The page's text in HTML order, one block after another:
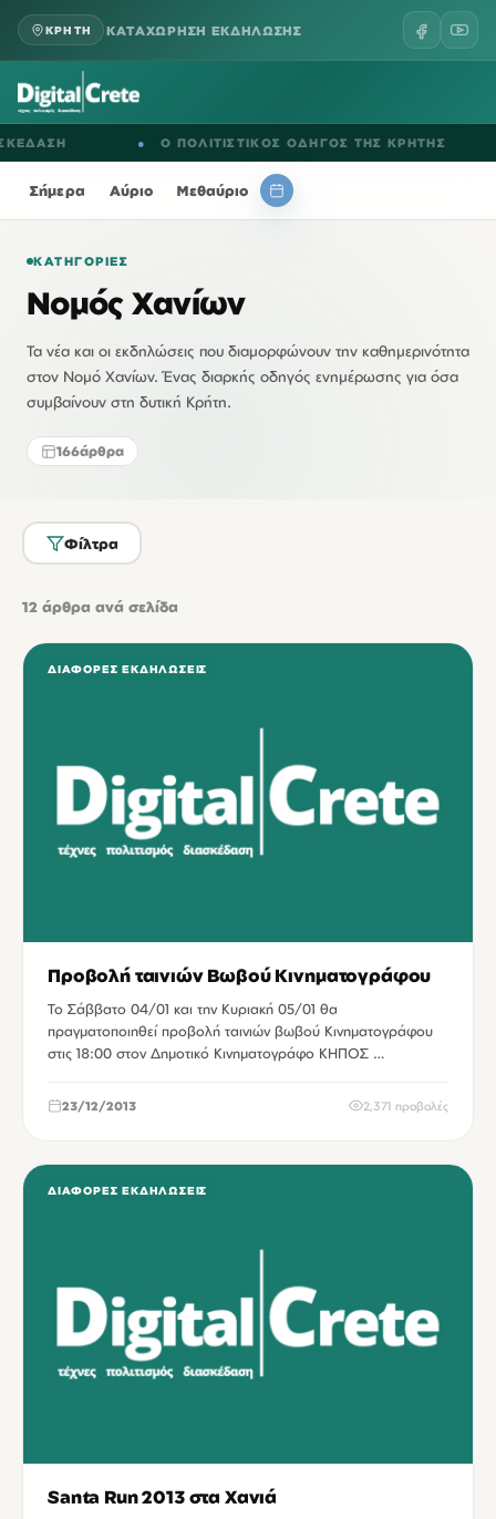
ΚΡΗΤΗ ΚΑΤΑΧΩΡΗΣΗ ΕΚΔΗΛΩΣΗΣ
Ο ΠΟΛΙΤΙΣΤΙΚΟΣ ΟΔΗΓΟΣ ΤΗΣ ΚΡΗΤΗΣ
Σήμερα Αύριο Μεθαύριο
ΚΑΤΗΓΟΡΊΕΣ
Νομός Χανίων
Τα νέα και οι εκδηλώσεις που διαμορφώνουν την καθημερινότητα
στον Νομό Χανίων. Ένας διαρκής οδηγός ενημέρωσης για όσα
συμβαίνουν στη δυτική Κρήτη.
166άρθρα
Φίλτρα
12 άρθρα ανά σελίδα
ΔΙΆΦΟΡΕΣ ΕΚΔΗΛΏΣΕΙΣ
Προβολή ταινιών Βωβού Κινηματογράφου
Το Σάββατο 04/01 και την Κυριακή 05/01 θα
πραγματοποιηθεί προβολή ταινιών βωβού Κινηματογράφου
στις 18:00 στον Δημοτικό Κινηματογράφο ΚΗΠΟΣ …
23/12/2013 2,371 προβολές
ΔΙΆΦΟΡΕΣ ΕΚΔΗΛΏΣΕΙΣ
Santa Run 2013 στα Χανιά